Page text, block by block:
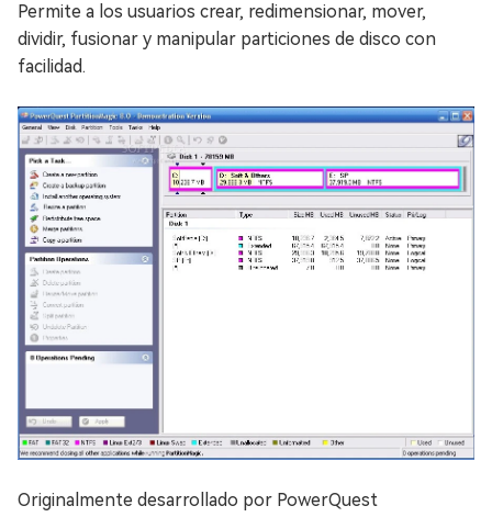
Permite a los usuarios crear, redimensionar, mover,
dividir, fusionar y manipular particiones de disco con
facilidad.
Originalmente desarrollado por PowerQuest